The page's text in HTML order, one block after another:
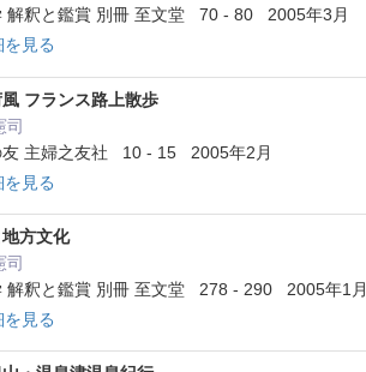
解釈と鑑賞 別冊 至文堂 70 - 80 2005年3月
を見る
フランス路上散歩
司
友 主婦之友社 10 - 15 2005年2月
を見る
方文化
司
解釈と鑑賞 別冊 至文堂 278 - 290 2005年1月
を見る